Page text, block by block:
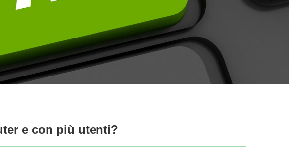
e con più utenti?